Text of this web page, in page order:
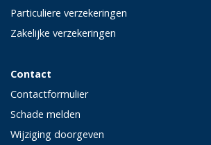
Particuliere verzekeringen
Zakelijke verzekeringen
Contact
Contactformulier
Schade melden
Wijziging doorgeven